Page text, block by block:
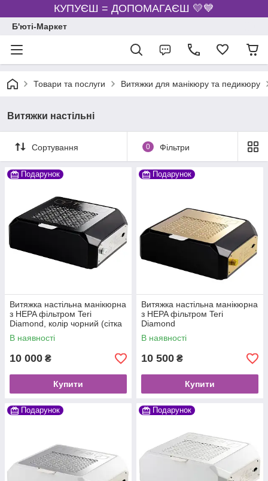
КУПУЄШ = ДОПОМАГАЄШ 💛💙
Б'юті-Маркет
Товари та послуги Витяжки для манікюру та педикюру
Витяжки настільні
Сортування 0 Фільтри
Подарунок
Витяжка настільна манікюрна
з HEPA фільтром Teri
Diamond, колір чорний (сітка
чорна)
В наявності
10 000 ₴
Купити
Подарунок
Витяжка настільна манікюрна
з HEPA фільтром Teri
Diamond
В наявності
10 500 ₴
Купити
Подарунок Подарунок